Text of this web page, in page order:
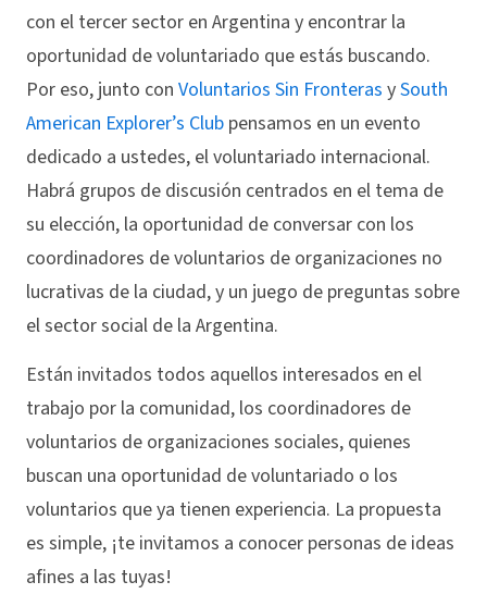
con el tercer sector en Argentina y encontrar la
oportunidad de voluntariado que estás buscando.
Por eso, junto con Voluntarios Sin Fronteras ySouth
American Explorer’s Club pensamos en un evento
dedicado a ustedes, el voluntariado internacional.
Habrá grupos de discusión centrados en el tema de
su elección, la oportunidad de conversar con los
coordinadores de voluntarios de organizaciones no
lucrativas de la ciudad, y un juego de preguntas sobre
el sector social de la Argentina.
Están invitados todos aquellos interesados en el
trabajo por la comunidad, los coordinadores de
voluntarios de organizaciones sociales, quienes
buscan una oportunidad de voluntariado o los
voluntarios que ya tienen experiencia. La propuesta
es simple, ¡te invitamos a conocer personas de ideas
afines a las tuyas!